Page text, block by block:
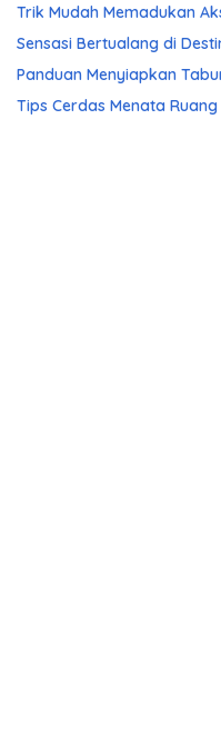
Trik Mudah Memadukan
Sensasi Bertualang di
Panduan Menyiapkan
Tips Cerdas Menata